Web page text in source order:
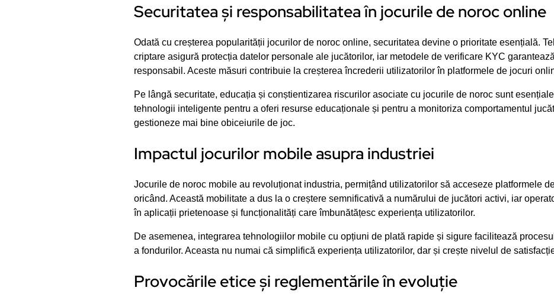
Securitatea și responsabilitatea în jocurile de noroc online
Odată cu creșterea popularității jocurilor de noroc online, securitatea devine o prioritate esențială.
criptare asigură protecția datelor personale ale jucătorilor, iar metodele de verificare KYC
responsabil. Aceste măsuri contribuie la creșterea încrederii utilizatorilor în platformele de jocuri
Pe lângă securitate, educația și conștientizarea riscurilor asociate cu jocurile de noroc sunt
tehnologii inteligente pentru a oferi resurse educaționale și pentru a monitoriza comportamentul
gestioneze mai bine obiceiurile de joc.
Impactul jocurilor mobile asupra industriei
Jocurile de noroc mobile au revoluționat industria, permițând utilizatorilor să acceseze platformele
oricând. Această mobilitate a dus la o creștere semnificativă a numărului de jucători activi, iar
în aplicații prietenoase și funcționalități care îmbunătățesc experiența utilizatorilor.
De asemenea, integrarea tehnologiilor mobile cu opțiuni de plată rapide și sigure facilitează
a fondurilor. Aceasta nu numai că simplifică experiența utilizatorilor, dar și crește nivelul de
Provocările etice și reglementările în evoluție